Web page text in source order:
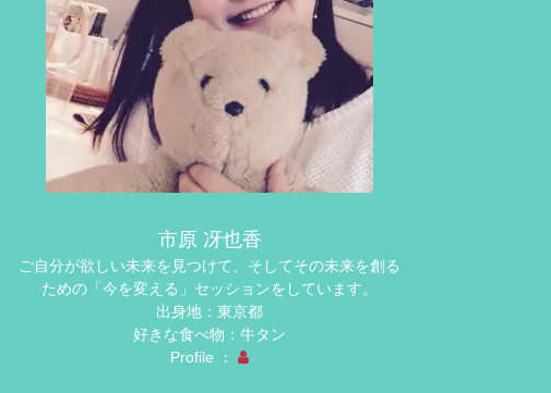
市原 冴也香
ご自分が欲しい未来を見つけて、そしてその未来を創る
ための「今を変える」セッションをしています。
出身地：東京都
好きな食べ物：牛タン
Profile ：